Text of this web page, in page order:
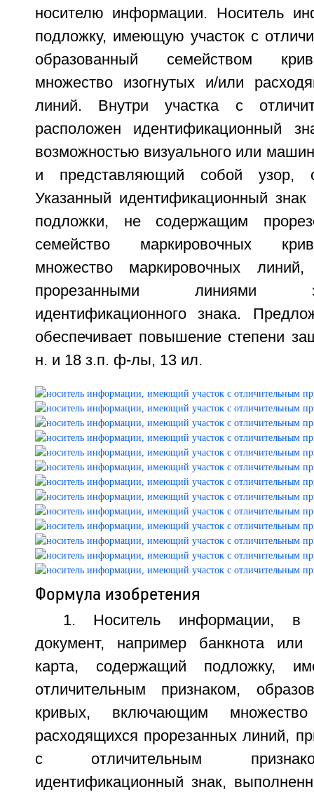
носителю информации. Носитель
подложку, имеющую участок с
образованный семейством
множество изогнутых и/или
линий. Внутри участка с
расположен идентификационный
возможностью визуального или
и представляющий собой узор,
Указанный идентификационный знак
подложки, не содержащим
семейство маркировочных
множество маркировочных
прорезанными линиями
идентификационного знака.
обеспечивает повышение степени
н. и 18 з.п. ф-лы, 13 ил.
Формула изобретения
1. Носитель информации, в
документ, например банкнота или
карта, содержащий подложку,
отличительным признаком,
кривых, включающим
расходящихся прорезанных линий,
с отличительным
идентификационный знак,